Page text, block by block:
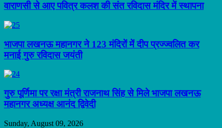
वाराणसी से आए पवित्र कलश की संत रविदास मंदिर में स्थापना
भाजपा लखनऊ महानगर ने 123 मंदिरों में दीप प्रज्ज्वलित कर
मनाई गुरु रविदास जयंती
गुरु पूर्णिमा पर रक्षा मंत्री राजनाथ सिंह से मिले भाजपा लखनऊ
महानगर अध्यक्ष आनंद द्विवेदी
Sunday, August 09, 2026